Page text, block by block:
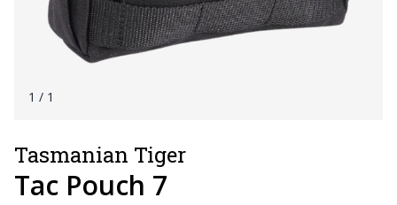
1 / 1
Tasmanian Tiger
Tac Pouch 7